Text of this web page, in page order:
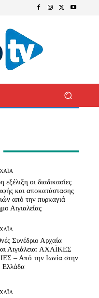
εξέλιξη οι διαδικασίες
και αποκατάστασης
από την πυρκαγιά
Αιγιαλείας
Συνέδριο Αρχαία
Αιγιάλεια: ΑΧΑΪΚΕΣ
– Από την Ιωνία στην
Ελλάδα